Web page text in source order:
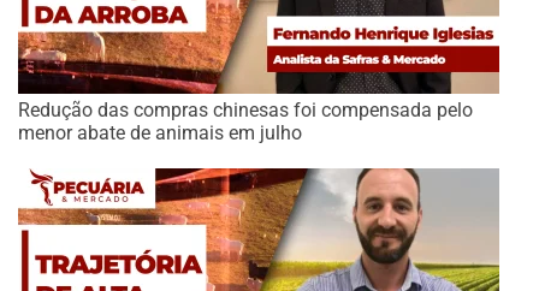
Redução das compras chinesas foi compensada pelo
menor abate de animais em julho